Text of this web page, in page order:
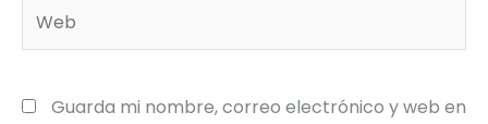
Guarda mi nombre, correo electrónico y web en